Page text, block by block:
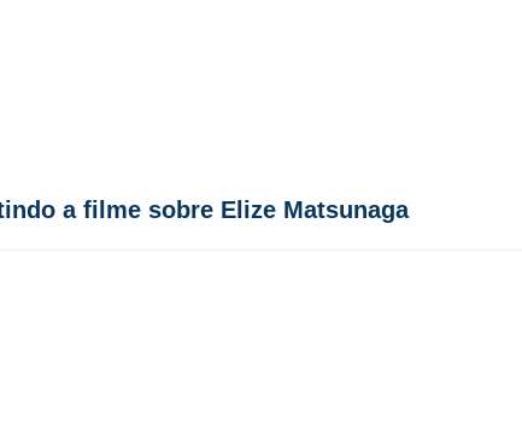
a filme sobre Elize Matsunaga